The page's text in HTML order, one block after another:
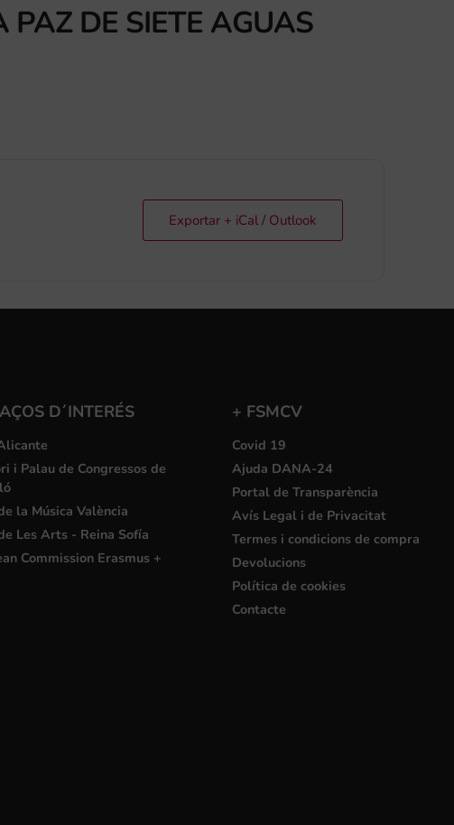
PAZ DE SIETE AGUAS
Exportar + iCal / Outlook
D´INTERÉS
i Palau de Congressos de
la Música València
Les Arts - Reina Sofía
Commission Erasmus +
+ FSMCV
Covid 19
Ajuda DANA-24
Portal de Transparència
Avís Legal i de Privacitat
Termes i condicions de compra
Devolucions
Política de cookies
Contacte